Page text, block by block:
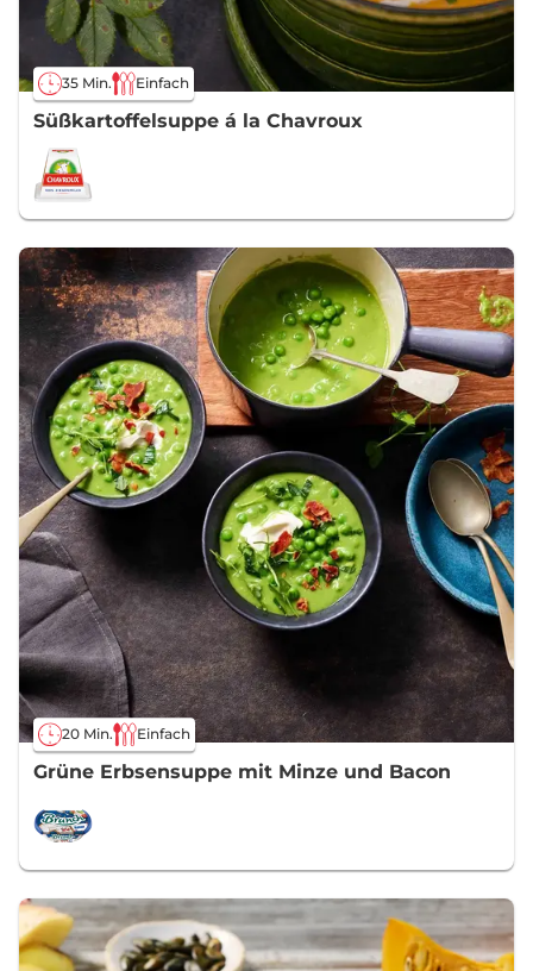
35 Min. Einfach
Süßkartoffelsuppe á la Chavroux
20 Min. Einfach
Grüne Erbsensuppe mit Minze und Bacon